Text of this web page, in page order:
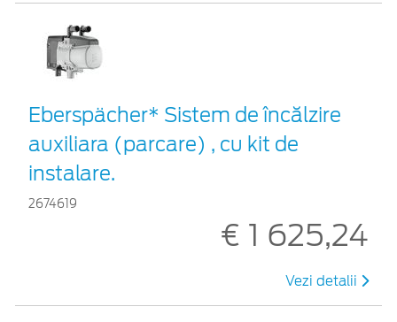
Eberspächer* Sistem de încălzire
auxiliara (parcare) , cu kit de
instalare.
2674619
€ 1 625,24
Vezi detalii